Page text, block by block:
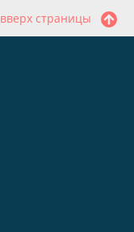
вверх страницы